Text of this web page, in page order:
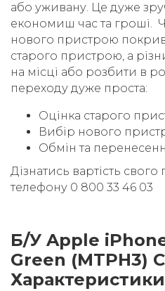
або уживану. Це дуже
економиш час та гроші.
нового пристрою
старого пристрою, а
на місці або розбити в
переходу дуже проста:
Оцінка старого
Вибір нового
Обмін та
Дізнатись вартість
телефону 0 800 33 46 03
Б/У Apple iPhone
Green (MTPH3)